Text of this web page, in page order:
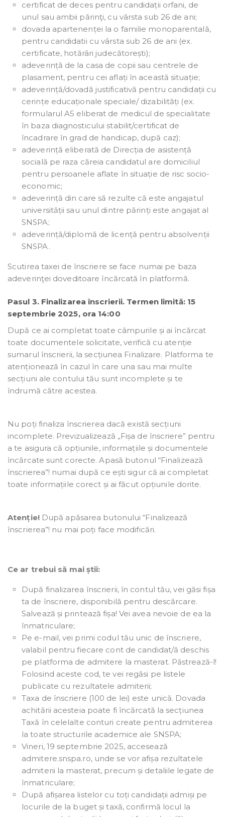
certificat de deces pentru candidații orfani, de
unul sau ambii părinţi, cu vârsta sub 26 de ani;
dovada apartenenței la o familie monoparentală,
pentru candidatii cu vârsta sub 26 de ani (ex.
certificate, hotărâri judecătorești);
adeverință de la casa de copii sau centrele de
plasament, pentru cei aflați în această situație;
adeverință/dovadă justificativă pentru candidații cu
cerințe educaționale speciale/ dizabilități (ex.
formularul A5 eliberat de medicul de specialitate
în baza diagnosticului stabilit/certificat de
încadrare în grad de handicap, după caz);
adeverință eliberată de Direcția de asistență
socială pe raza căreia candidatul are domiciliul
pentru persoanele aflate în situație de risc socio-
economic;
adeverință din care să rezulte că este angajatul
universității sau unul dintre părinți este angajat al
SNSPA;
adeverință/diplomă de licență pentru absolvenții
SNSPA.
Scutirea taxei de înscriere se face numai pe baza
adeverinţei doveditoare încărcată în platformă.
Pasul 3. Finalizarea înscrierii. Termen limită: 15
septembrie 2025, ora 14:00
După ce ai completat toate câmpurile și ai încărcat
toate documentele solicitate, verifică cu atenție
sumarul înscrierii, la secțiunea Finalizare. Platforma te
atenționează în cazul în care una sau mai multe
secțiuni ale contului tău sunt incomplete și te
îndrumă către acestea.
Nu poți finaliza înscrierea dacă există secțiuni
incomplete. Previzualizează „Fișa de înscriere” pentru
a te asigura că opțiunile, informațiile și documentele
încărcate sunt corecte. Apasă butonul “Finalizează
înscrierea”! numai după ce ești sigur că ai completat
toate informațiile corect și ai făcut opțiunile dorite.
Atenție!După apăsarea butonului “Finalizează
înscrierea”! nu mai poți face modificări.
Ce ar trebui să mai știi:
După finalizarea înscrierii, în contul tău, vei găsi fișa
ta de înscriere, disponibilă pentru descărcare.
Salvează și printează fișa! Vei avea nevoie de ea la
înmatriculare;
Pe e-mail, vei primi codul tău unic de înscriere,
valabil pentru fiecare cont de candidat/ă deschis
pe platforma de admitere la masterat. Păstrează-l!
Folosind aceste cod, te vei regăsi pe listele
publicate cu rezultatele admiterii;
Taxa de înscriere (100 de lei) este unică. Dovada
achitării acesteia poate fi încărcată la secțiunea
Taxă în celelalte conturi create pentru admiterea
la toate structurile academice ale SNSPA;
Vineri, 19 septembrie 2025, accesează
admitere.snspa.ro, unde se vor afișa rezultatele
admiterii la masterat, precum și detaliile legate de
înmatriculare;
După afișarea listelor cu toți candidații admiși pe
locurile de la buget și taxă, confirmă locul la